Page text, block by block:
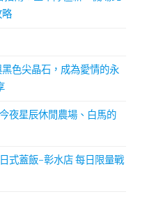
略
黑色尖晶石，成為愛情的永
夜星辰休閒農場、白馬的
式蓋飯-彰水店 每日限量戰